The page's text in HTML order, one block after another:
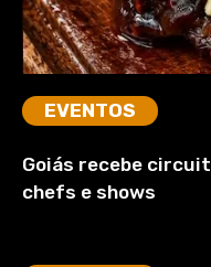
EVENTOS
Goiás recebe
chefs e shows